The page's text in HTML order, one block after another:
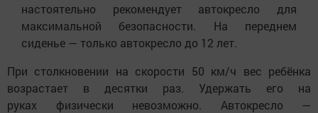
настоятельно рекомендует автокресло для
максимальной безопасности. На переднем
сиденье — только автокресло до 12 лет.
При столкновении на скорости 50 км/ч вес ребёнка
возрастает в десятки раз. Удержать его на
руках физически невозможно. Автокресло —